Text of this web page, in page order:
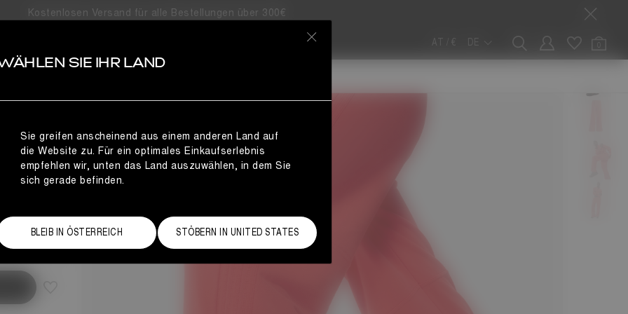
Kostenlosen Versand für alle Bestellungen über 300€
AT / € DE 0
SIE IHR LAND
Sie greifen anscheinend aus einem anderen Land auf
die Website zu. Für ein optimales Einkaufserlebnis
empfehlen wir, unten das Land auszuwählen, in dem Sie
sich gerade befinden.
BLEIB IN ÖSTERREICH STÖBERN IN UNITED STATES